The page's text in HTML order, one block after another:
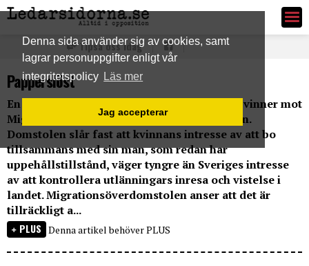
Denna sida använder sig av cookies, samt
lagrar personuppgifter enligt vår
integritetspolicy Läs mer
Jag accepterar
Ledarsidorna.se
Tipsa oss idag
Papperslöst
En kvinna från Somalia och hennes sju barn vinner mot
Migrationsverket i Migrationsöverdomstolen.
Domstolen slår fast att kvinnans intresse av att bo
tillsammans med sin man, som redan har
uppehållstillstånd, väger tyngre än Sveriges intresse
av att kontrollera utlänningars inresa och vistelse i
landet. Migrationsöverdomstolen anser att det är
tillräckligt a...
PLUS Denna artikel behöver PLUS